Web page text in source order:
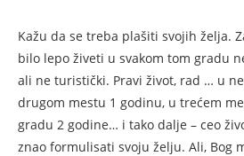
Kažu da se treba plašiti svojih želja.
bilo lepo živeti u svakom tom gradu
ali ne turistički. Pravi život, rad … u
drugom mestu 1 godinu, u trećem
gradu 2 godine… i tako dalje – ceo
znao formulisati svoju želju. Ali, Bog